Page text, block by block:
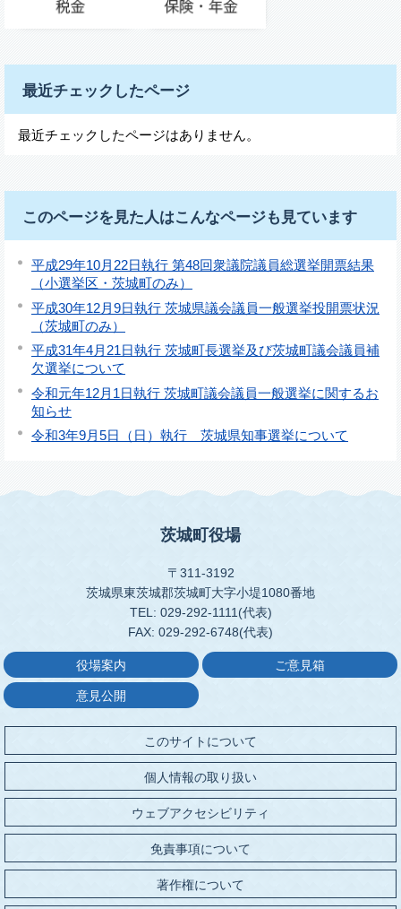
最近チェックしたページ
最近チェックしたページはありません。
このページを見た人はこんなページも見ています
平成29年10月22日執行 第48回衆議院議員総選挙開票結果
（小選挙区・茨城町のみ）
平成30年12月9日執行 茨城県議会議員一般選挙投開票状況
（茨城町のみ）
平成31年4月21日執行 茨城町長選挙及び茨城町議会議員補
欠選挙について
令和元年12月1日執行 茨城町議会議員一般選挙に関するお
知らせ
令和3年9月5日（日）執行 茨城県知事選挙について
茨城町役場
〒311-3192
茨城県東茨城郡茨城町大字小堤1080番地
TEL: 029-292-1111(代表)
FAX: 029-292-6748(代表)
役場案内 ご意見箱
意見公開
このサイトについて
個人情報の取り扱い
ウェブアクセシビリティ
免責事項について
著作権について